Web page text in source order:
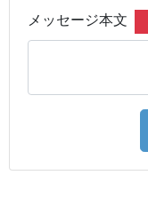
メッセージ本文